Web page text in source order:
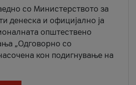
со Министерството за
денеска и официјално ја
општествено
„Одговорно со
кон подигнување на